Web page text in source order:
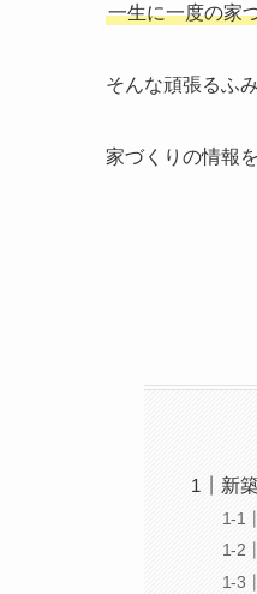
一生に一度の家
そんな頑張るふ
家づくりの情報
新